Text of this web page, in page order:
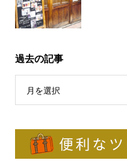
過去の記事
月を選択